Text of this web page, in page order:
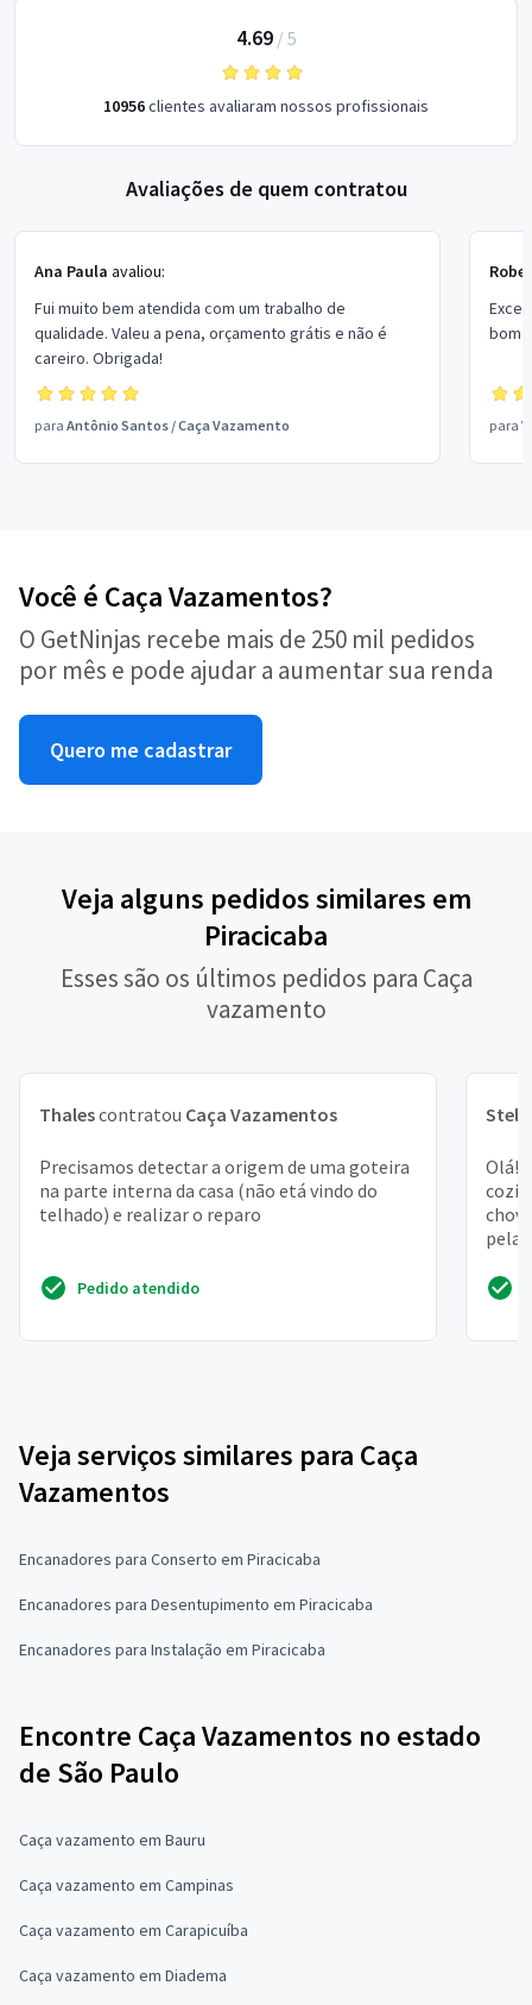
4.69/ 5
10956clientes avaliaram nossos profissionais
Avaliações de quem contratou
Ana Paula avaliou:
Fui muito bem atendida com um trabalho de
qualidade. Valeu a pena, orçamento grátis e não é
careiro. Obrigada!
para Antônio Santos /Caça Vazamento
bom
para
Você é Caça Vazamentos?
O GetNinjas recebe mais de 250 mil pedidos
por mês e pode ajudar a aumentar sua renda
Quero me cadastrar
Veja alguns pedidos similares em
Piracicaba
Esses são os últimos pedidos para Caça
vazamento
Thalescontratou Caça Vazamentos
Precisamos detectar a origem de uma goteira
na parte interna da casa (não etá vindo do
telhado) e realizar o reparo
Pedido atendido
Olá!
pela
Veja serviços similares para Caça
Vazamentos
Encanadores para Conserto em Piracicaba
Encanadores para Desentupimento em Piracicaba
Encanadores para Instalação em Piracicaba
Encontre Caça Vazamentos no estado
de São Paulo
Caça vazamento em Bauru
Caça vazamento em Campinas
Caça vazamento em Carapicuíba
Caça vazamento em Diadema